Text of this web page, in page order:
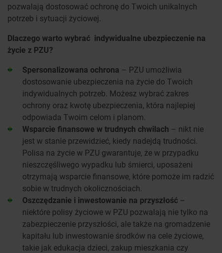
pozwalają dostosować ochronę do Twoich unikalnych
potrzeb i sytuacji życiowej.
Dlaczego warto wybrać indywidualne ubezpieczenie na
życie z PZU?
Spersonalizowana ochrona – PZU umożliwia
dostosowanie ubezpieczenia na życie do Twoich
indywidualnych potrzeb. Możesz wybrać zakres
ochrony oraz kwotę ubezpieczenia, która najlepiej
odpowiada Twoim celom i planom.
Wsparcie finansowe w trudnych chwilach – nikt nie
jest w stanie przewidzieć, kiedy nadejdą trudności.
Polisa na życie w PZU gwarantuje, że w przypadku
nieszczęśliwego wypadku lub śmierci, uposażeni
otrzymają wsparcie finansowe, które pomoże im radzić
sobie w trudnych okolicznościach.
Oszczędzanie i inwestowanie na przyszłość –
niektóre polisy życiowe w PZU pozwalają nie tylko na
zabezpieczenie przyszłości, ale także na gromadzenie
kapitału lub inwestowanie środków na cele życiowe,
takie jak edukacja dzieci, zakup mieszkania czy